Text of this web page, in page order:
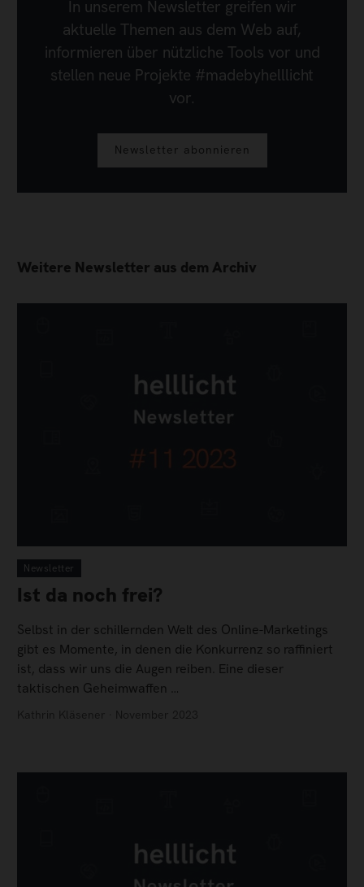
In unserem Newsletter greifen wir
aktuelle Themen aus dem Web auf,
informieren über nützliche Tools vor und
stellen neue Projekte #madebyhelllicht
vor.
Newsletter abonnieren
Weitere Newsletter aus dem Archiv
Newsletter
Ist da noch frei?
Selbst in der schillernden Welt des Online-Marketings
gibt es Momente, in denen die Konkurrenz so raffiniert
ist, dass wir uns die Augen reiben. Eine dieser
taktischen Geheimwaffen …